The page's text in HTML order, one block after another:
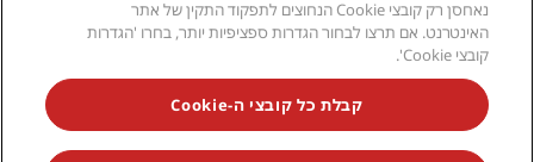
לעולם אל תחמיצו את המבצעים הפופולריים ביותר שלנו
נאחסן רק קובצי Cookie הנחוצים לתפקוד התקין של אתר
האינטרנט. אם תרצו לבחור הגדרות ספציפיות יותר, בחרו 'הגדרות
קובצי Cookie'.
קבלת כל קובצי ה-Cookie